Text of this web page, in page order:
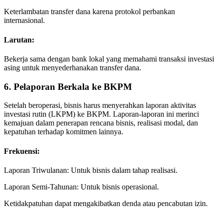
Keterlambatan transfer dana karena protokol perbankan
internasional.
Larutan:
Bekerja sama dengan bank lokal yang memahami transaksi investasi
asing untuk menyederhanakan transfer dana.
6. Pelaporan Berkala ke BKPM
Setelah beroperasi, bisnis harus menyerahkan laporan aktivitas
investasi rutin (LKPM) ke BKPM. Laporan-laporan ini merinci
kemajuan dalam penerapan rencana bisnis, realisasi modal, dan
kepatuhan terhadap komitmen lainnya.
Frekuensi:
Laporan Triwulanan: Untuk bisnis dalam tahap realisasi.
Laporan Semi-Tahunan: Untuk bisnis operasional.
Ketidakpatuhan dapat mengakibatkan denda atau pencabutan izin.